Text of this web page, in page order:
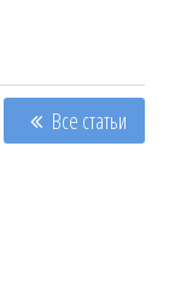
Все статьи